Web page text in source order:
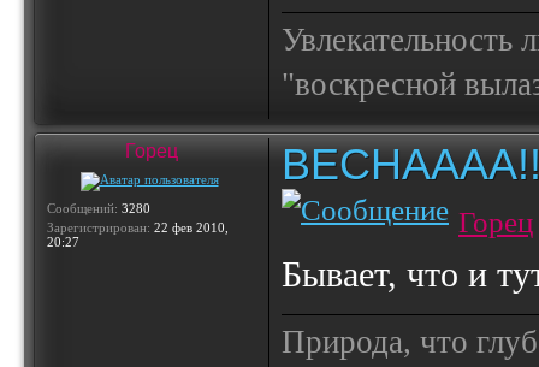
Увлекательность
"воскресной
Горец
Сообщений: 3280
Зарегистрирован: 22 фев 2010,
20:27
Горец
Бывает, что и
Природа, что